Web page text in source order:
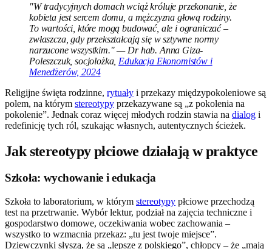
"W tradycyjnych domach wciąż króluje przekonanie, że
kobieta jest sercem domu, a mężczyzna głową rodziny.
To wartości, które mogą budować, ale i ograniczać –
zwłaszcza, gdy przekształcają się w sztywne normy
narzucone wszystkim." — Dr hab. Anna Giza-
Poleszczuk, socjolożka, Edukacja Ekonomistów i
Menedżerów, 2024
Religijne święta rodzinne, rytuały i przekazy międzypokoleniowe są
polem, na którym stereotypy przekazywane są „z pokolenia na
pokolenie”. Jednak coraz więcej młodych rodzin stawia na dialog i
redefinicję tych ról, szukając własnych, autentycznych ścieżek.
Jak stereotypy płciowe działają w praktyce
Szkoła: wychowanie i edukacja
Szkoła to laboratorium, w którym stereotypy płciowe przechodzą
test na przetrwanie. Wybór lektur, podział na zajęcia techniczne i
gospodarstwo domowe, oczekiwania wobec zachowania –
wszystko to wzmacnia przekaz: „tu jest twoje miejsce”.
Dziewczynki słyszą, że są „lepsze z polskiego”, chłopcy – że „mają